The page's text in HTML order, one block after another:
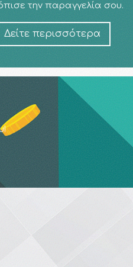
την παραγγελία σου.
Δείτε περισσότερα